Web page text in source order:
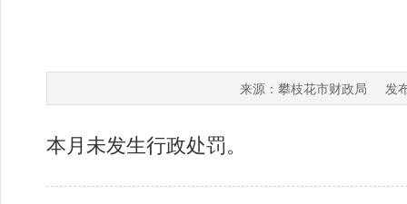
来源： 攀枝花市财政局 发布
本月未发生行政处罚。